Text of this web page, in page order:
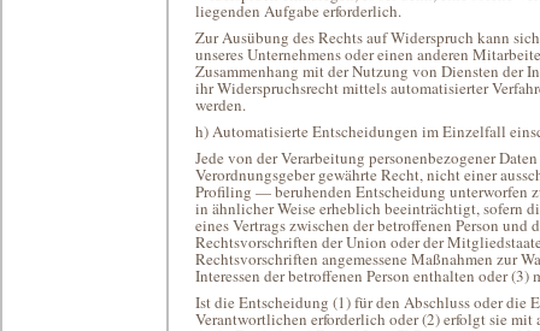
liegenden Aufgabe erforderlich.
Zur Ausübung des Rechts auf Widerspruch kann
unseres Unternehmens oder einen anderen
Zusammenhang mit der Nutzung von Diensten der
ihr Widerspruchsrecht mittels automatisierter
werden.
h) Automatisierte Entscheidungen im Einzelfall
Jede von der Verarbeitung personenbezogener
Verordnungsgeber gewährte Recht, nicht einer
Profiling — beruhenden Entscheidung unterworfen
in ähnlicher Weise erheblich beeinträchtigt, sofern
eines Vertrags zwischen der betroffenen Person
Rechtsvorschriften der Union oder der
Rechtsvorschriften angemessene Maßnahmen zur
Interessen der betroffenen Person enthalten oder
Ist die Entscheidung (1) für den Abschluss oder die
Verantwortlichen erforderlich oder (2) erfolgt sie